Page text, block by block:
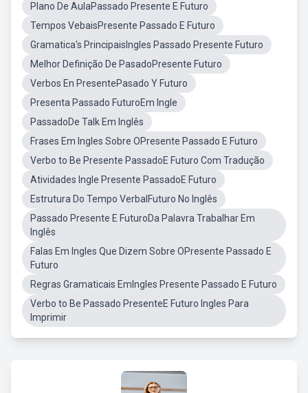
Plano De AulaPassado Presente E Futuro
Tempos VebaisPresente Passado E Futuro
Gramatica's PrincipaisIngles Passado Presente Futuro
Melhor Definição De PasadoPresente Futuro
Verbos En PresentePasado Y Futuro
Presenta Passado FuturoEm Ingle
PassadoDe Talk Em Inglês
Frases Em Ingles Sobre OPresente Passado E Futuro
Verbo to Be Presente PassadoE Futuro Com Tradução
Atividades Ingle Presente PassadoE Futuro
Estrutura Do Tempo VerbalFuturo No Inglês
Passado Presente E FuturoDa Palavra Trabalhar Em
Inglês
Falas Em Ingles Que Dizem Sobre OPresente Passado E
Futuro
Regras Gramaticais EmIngles Presente Passado E Futuro
Verbo to Be Passado PresenteE Futuro Ingles Para
Imprimir